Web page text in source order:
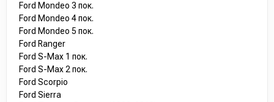
Ford Mondeo 3 пок.
Ford Mondeo 4 пок.
Ford Mondeo 5 пок.
Ford Ranger
Ford S-Max 1 пок.
Ford S-Max 2 пок.
Ford Scorpio
Ford Sierra